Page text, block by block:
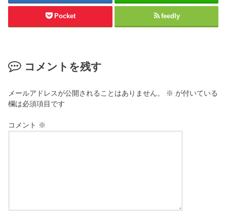
Pocket feedly
コメントを残す
メールアドレスが公開されることはありません。 ※ が付いている
欄は必須項目です
コメント ※